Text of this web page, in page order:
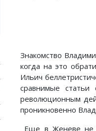
Знакомство
когда на это
Ильич
сравнимые
революционным
проникновенно
Еще в Женеве не